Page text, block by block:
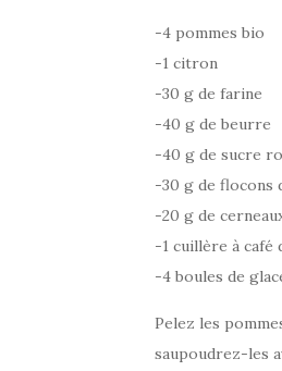
-4 pommes bio
-1 citron
-30 g de farine
-40 g de beurre
-40 g de sucre
-30 g de flocons
-20 g de
-1 cuillère à café
-4 boules de
Pelez les
saupoudrez-les